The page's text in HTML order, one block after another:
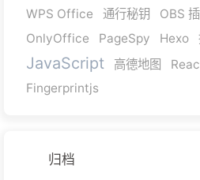
WPS Office
通行秘钥 OBS
OnlyOffice
PageSpy Hexo
JavaScript 高德地图
Fingerprintjs
归档